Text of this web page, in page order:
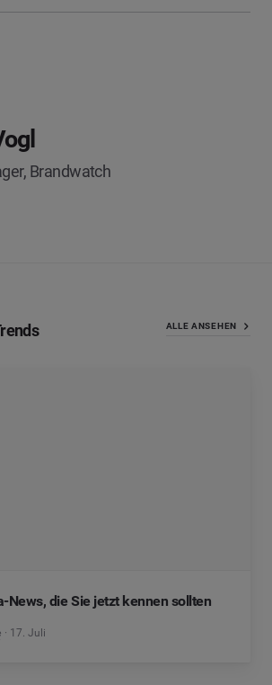
Brandwatch
ALLE ANSEHEN
News, die Sie jetzt kennen sollten
17. Juli